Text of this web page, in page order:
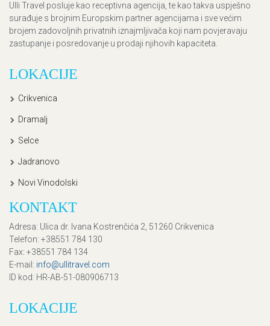
Ulli Travel posluje kao receptivna agencija, te kao takva uspješno
surađuje s brojnim Europskim partner agencijama i sve većim
brojem zadovoljnih privatnih iznajmljivača koji nam povjeravaju
zastupanje i posredovanje u prodaji njihovih kapaciteta.
LOKACIJE
Crikvenica
Dramalj
Selce
Jadranovo
Novi Vinodolski
KONTAKT
Adresa: Ulica dr. Ivana Kostrenčića 2, 51260 Crikvenica
Telefon: +38551 784 130
Fax: +38551 784 134
E-mail : info@ullitravel.com
ID kod: HR-AB-51-080906713
LOKACIJE